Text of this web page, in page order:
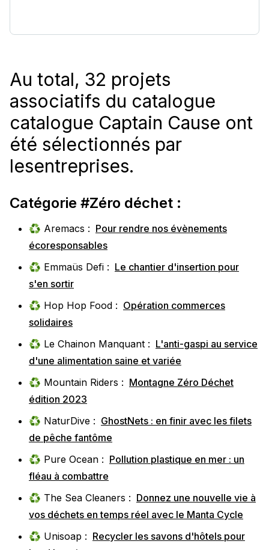
Au total, 32 projets
associatifs du catalogue
catalogue Captain Cause ont
été sélectionnés par
lesentreprises.
Catégorie #Zéro déchet :
♻️ Aremacs : Pour rendre nos évènements
écoresponsables
♻️ Emmaüs Defi : Le chantier d'insertion pour
s'en sortir
♻️ Hop Hop Food : Opération commerces
solidaires
♻️ Le Chainon Manquant : L'anti-gaspi au service
d'une alimentation saine et variée
♻️ Mountain Riders : Montagne Zéro Déchet
édition 2023
♻️ NaturDive : GhostNets : en finir avec les filets
de pêche fantôme
♻️ Pure Ocean : Pollution plastique en mer : un
fléau à combattre
♻️ The Sea Cleaners : Donnez une nouvelle vie à
vos déchets en temps réel avec le Manta Cycle
♻️ Unisoap : Recycler les savons d'hôtels pour